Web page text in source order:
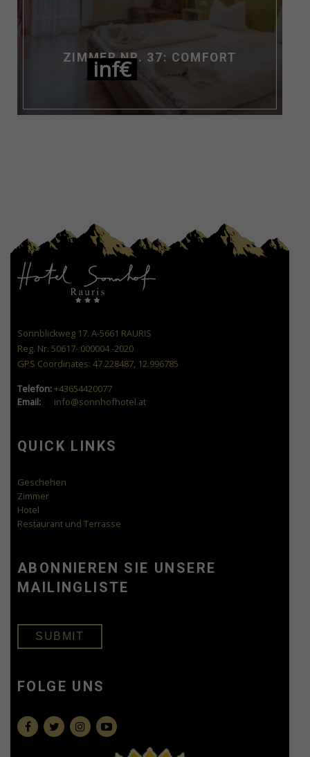
ZIMMER NR. 37: COMFORT
inf€ NIGHT / PERS
Sonnblickweg 17. A-5661 RAURIS
Reg. Nr. 50617- 000004 -2020
GPS Coordinates: 47.228487, 12.996785
Telefon:+43654420077
Email:
info@sonnhofhotel.at
QUICK LINKS
Geschehen
Zimmer
Hotel
Restaurant und Terrasse
ABONNIEREN SIE UNSERE
MAILINGLISTE
SUBMIT
FOLGE UNS